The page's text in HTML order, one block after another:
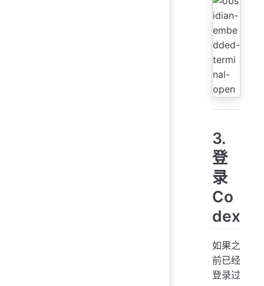
3.
登
录
Co
dex
如果之
前已经
登录过